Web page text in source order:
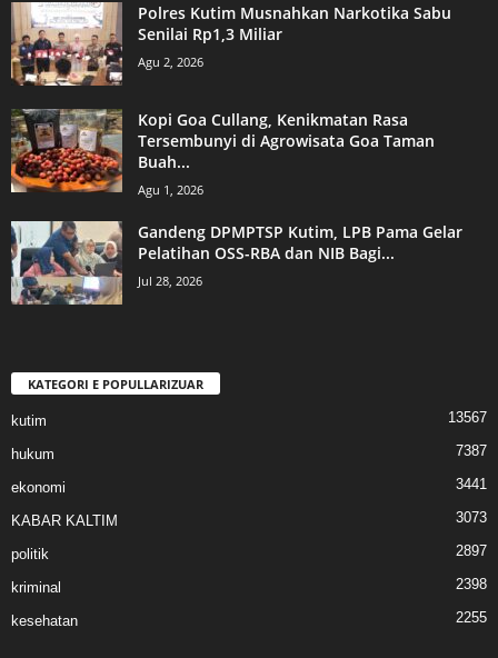
Polres Kutim Musnahkan Narkotika Sabu
Senilai Rp1,3 Miliar
Agu 2, 2026
Kopi Goa Cullang, Kenikmatan Rasa
Tersembunyi di Agrowisata Goa Taman
Buah...
Agu 1, 2026
Gandeng DPMPTSP Kutim, LPB Pama Gelar
Pelatihan OSS-RBA dan NIB Bagi...
Jul 28, 2026
KATEGORI E POPULLARIZUAR
kutim 13567
hukum 7387
ekonomi 3441
KABAR KALTIM 3073
politik 2897
kriminal 2398
kesehatan 2255